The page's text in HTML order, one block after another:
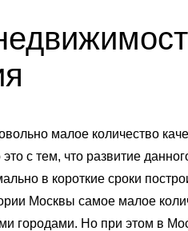
малое количество
с тем, что развитие
в короткие сроки
Москвы самое малое
городами. Но при этом в